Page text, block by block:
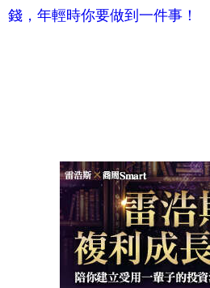
錢，年輕時你要做到一件事！